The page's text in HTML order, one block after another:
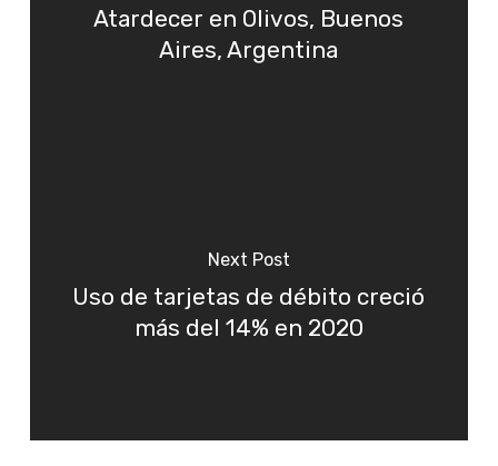
Atardecer en Olivos, Buenos
Aires, Argentina
Next Post
Uso de tarjetas de débito creció
más del 14% en 2020